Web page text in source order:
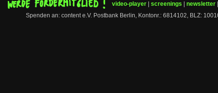
video-player screenings newsletter
Spenden an: content e.V. Postbank Berlin, Kontonr.: 6814102, BLZ: